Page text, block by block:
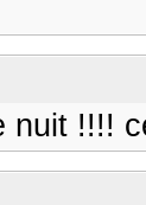
nuit !!!!